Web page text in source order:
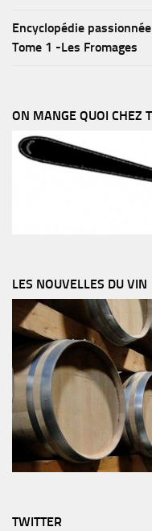
Encyclopédie
Tome 1 -Les Fromages
ON MANGE QUOI CHEZ
LES NOUVELLES DU VIN
TWITTER